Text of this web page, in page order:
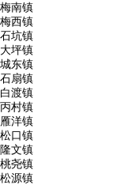
梅南镇
梅西镇
石坑镇
大坪镇
城东镇
石扇镇
白渡镇
丙村镇
雁洋镇
松口镇
隆文镇
桃尧镇
松源镇